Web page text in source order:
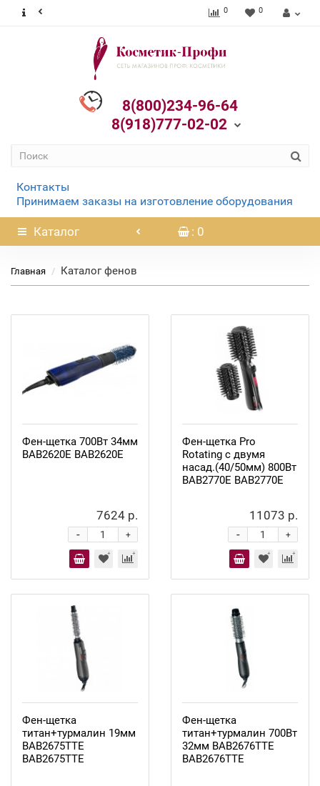
0 0
8(800)234-96-64
8(918)777-02-02
Контакты
Принимаем заказы на изготовление оборудования
Каталог : 0
Главная Каталог фенов
Фен-щетка 700Вт 34мм
ВАВ2620Е ВАВ2620Е
7624 р.
+
-
Фен-щетка Pro
Rotating с двумя
насад.(40/50мм) 800Вт
BAB2770Е BAB2770Е
11073 р.
+
-
Фен-щетка
титан+турмалин 19мм
BAB2675ТТЕ
BAB2675TTE
Фен-щетка
титан+турмалин 700Вт
32мм BAB2676ТТЕ
BAB2676ТТЕ